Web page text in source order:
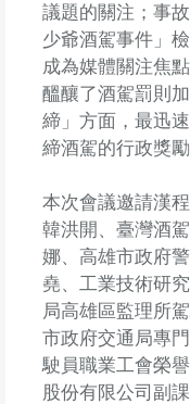
議題的關注；事
少爺酒駕事件」
成為媒體關注焦
醞釀了酒駕罰則
締」方面，最迅
締酒駕的行政獎勵
本次會議邀請漢
韓洪開、臺灣酒
娜、高雄市政府
堯、工業技術研
局高雄區監理所
市政府交通局專
駛員職業工會榮
股份有限公司副